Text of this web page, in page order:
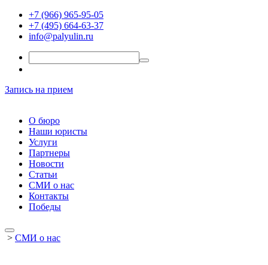
+7 (966) 965-95-05
+7 (495) 664-63-37
info@palyulin.ru
Запись на прием
О бюро
Наши юристы
Услуги
Партнеры
Новости
Статьи
СМИ о нас
Контакты
Победы
> СМИ о нас